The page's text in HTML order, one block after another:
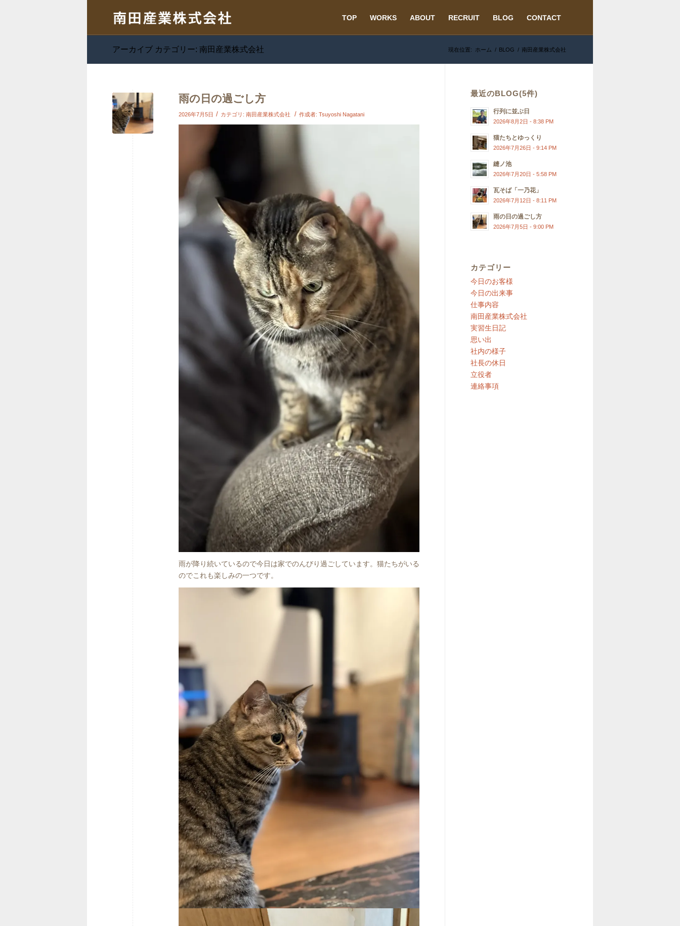
TOP WORKS ABOUT RECRUIT BLOG CONTACT
アーカイブ カテゴリー: 南田産業株式会社 現在位置: ホーム / BLOG / 南田産業株式会社
雨の日の過ごし方
2026年7月5日 / カテゴリ: 南田産業株式会社 / 作成者: Tsuyoshi Nagatani
雨が降り続いているので今日は家でのんびり過ごしています。猫たちがいる
のでこれも楽しみの一つです。
最近のBLOG(5件)
行列に並ぶ日
2026年8月2日 - 8:38 PM
猫たちとゆっくり
2026年7月26日 - 9:14 PM
縫ノ池
2026年7月20日 - 5:58 PM
瓦そば「一乃花」
2026年7月12日 - 8:11 PM
雨の日の過ごし方
2026年7月5日 - 9:00 PM
カテゴリー
今日のお客様
今日の出来事
仕事内容
南田産業株式会社
実習生日記
思い出
社内の様子
社長の休日
立役者
連絡事項